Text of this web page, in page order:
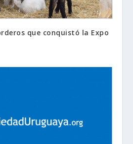
que conquistó la Expo